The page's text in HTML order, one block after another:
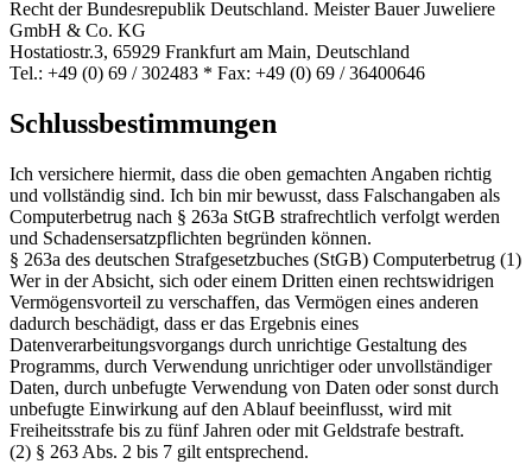
Recht der Bundesrepublik Deutschland. Meister Bauer Juweliere
GmbH & Co. KG
Hostatiostr.3, 65929 Frankfurt am Main, Deutschland
Tel.: +49 (0) 69 / 302483 * Fax: +49 (0) 69 / 36400646
Schlussbestimmungen
Ich versichere hiermit, dass die oben gemachten Angaben richtig
und vollständig sind. Ich bin mir bewusst, dass Falschangaben als
Computerbetrug nach § 263a StGB strafrechtlich verfolgt werden
und Schadensersatzpflichten begründen können.
§ 263a des deutschen Strafgesetzbuches (StGB) Computerbetrug (1)
Wer in der Absicht, sich oder einem Dritten einen rechtswidrigen
Vermögensvorteil zu verschaffen, das Vermögen eines anderen
dadurch beschädigt, dass er das Ergebnis eines
Datenverarbeitungsvorgangs durch unrichtige Gestaltung des
Programms, durch Verwendung unrichtiger oder unvollständiger
Daten, durch unbefugte Verwendung von Daten oder sonst durch
unbefugte Einwirkung auf den Ablauf beeinflusst, wird mit
Freiheitsstrafe bis zu fünf Jahren oder mit Geldstrafe bestraft.
(2) § 263 Abs. 2 bis 7 gilt entsprechend.